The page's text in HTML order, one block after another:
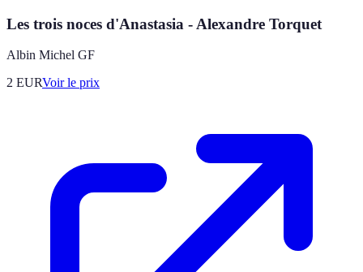
Les trois noces d'Anastasia - Alexandre Torquet
Albin Michel GF
2 EURVoir le prix